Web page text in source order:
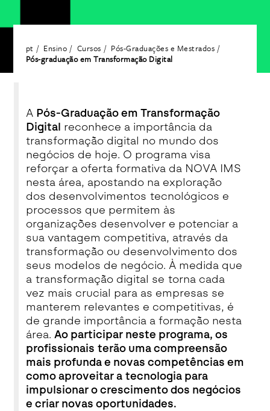
pt Ensino Cursos
Pós-Graduações e Mestrados
Pós-graduação em Transformação Digital
A Pós-Graduação em Transformação
Digital reconhece a importância da
transformação digital no mundo dos
negócios de hoje. O programa visa
reforçar a oferta formativa da NOVA IMS
nesta área, apostando na exploração
dos desenvolvimentos tecnológicos e
processos que permitem às
organizações desenvolver e potenciar a
sua vantagem competitiva, através da
transformação ou desenvolvimento dos
seus modelos de negócio. À medida que
a transformação digital se torna cada
vez mais crucial para as empresas se
manterem relevantes e competitivas, é
de grande importância a formação nesta
área. Ao participar neste programa, os
profissionais terão uma compreensão
mais profunda e novas competências em
como aproveitar a tecnologia para
impulsionar o crescimento dos negócios
e criar novas oportunidades.